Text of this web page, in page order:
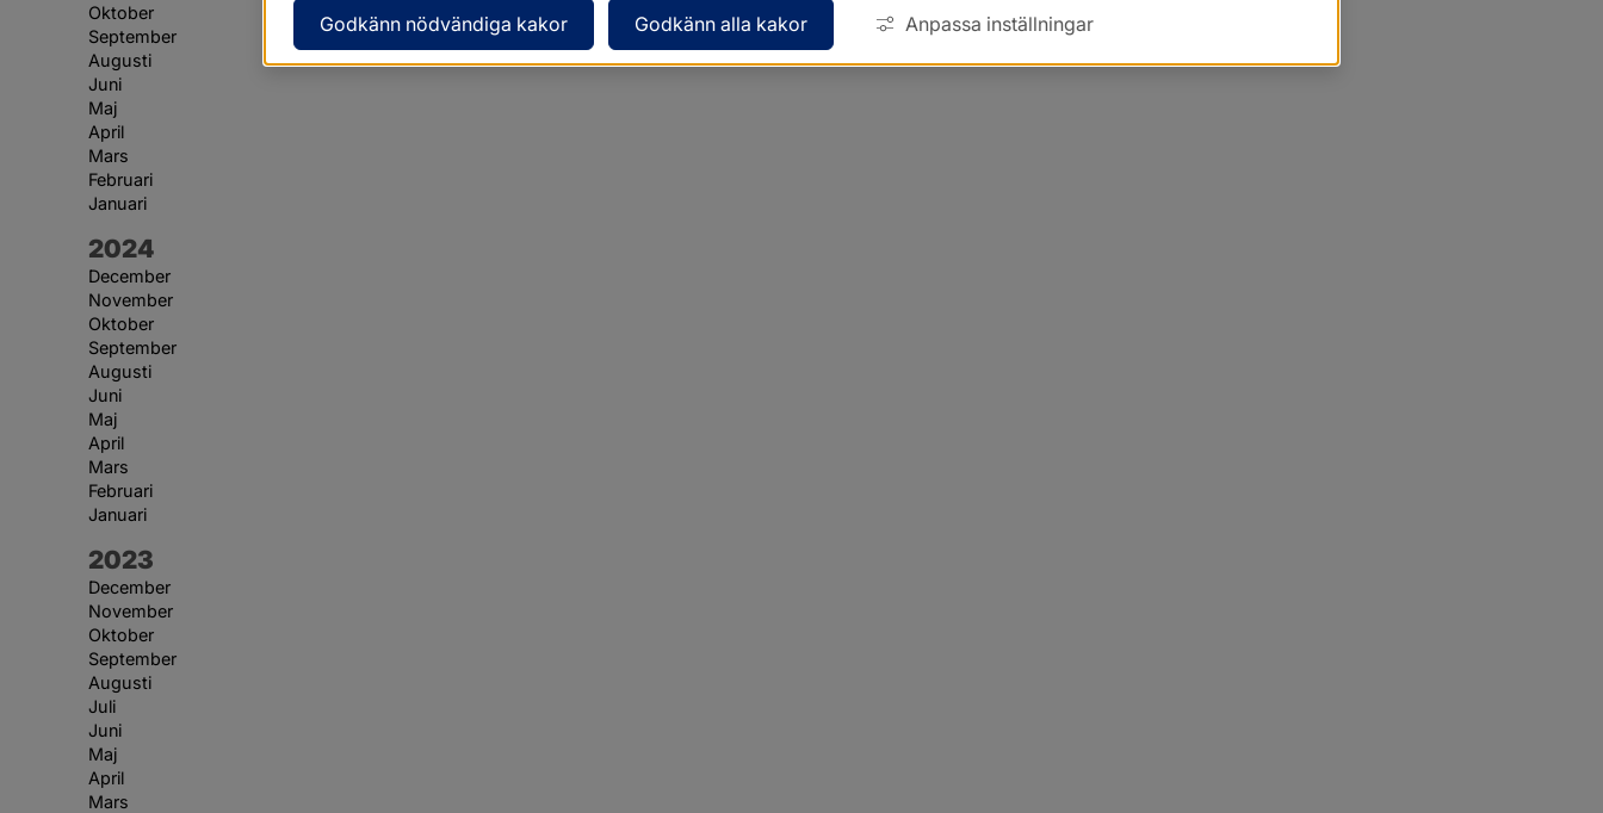
Oktober
September
Augusti
Juni
Maj
April
Mars
Februari
Januari
År:
2024
December
November
Oktober
September
Augusti
Juni
Maj
April
Mars
Februari
Januari
År:
2023
December
November
Oktober
September
Augusti
Juli
Juni
Maj
April
Mars
Godkänn nödvändiga kakor Godkänn alla kakor Anpassa inställningar